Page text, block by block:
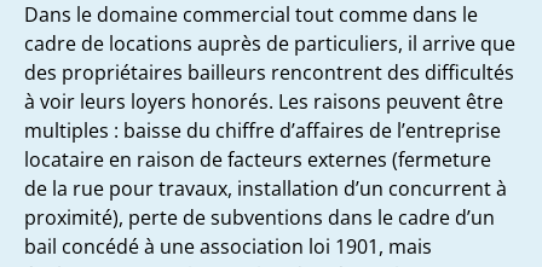
Dans le domaine commercial tout comme dans le
cadre de locations auprès de particuliers, il arrive que
des propriétaires bailleurs rencontrent des difficultés
à voir leurs loyers honorés. Les raisons peuvent être
multiples : baisse du chiffre d’affaires de l’entreprise
locataire en raison de facteurs externes (fermeture
de la rue pour travaux, installation d’un concurrent à
proximité), perte de subventions dans le cadre d’un
bail concédé à une association loi 1901, mais